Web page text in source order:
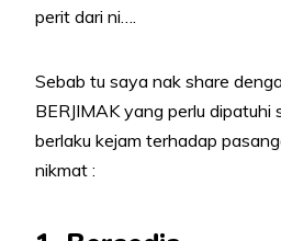
perit dari ni….
Sebab tu saya nak share
BERJIMAK yang perlu dipatuhi
berlaku kejam terhadap
nikmat :